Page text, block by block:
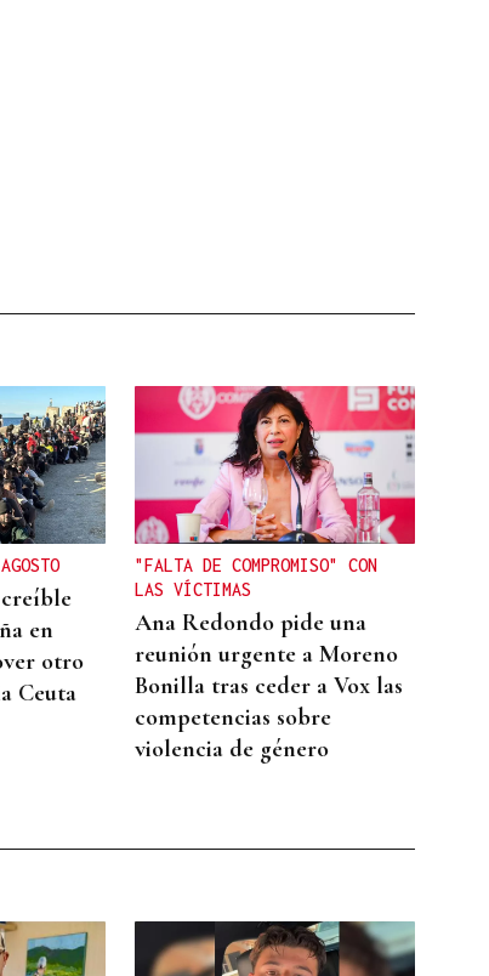
en
otro
Ceuta
"FALTA DE COMPROMISO" CON
LAS VÍCTIMAS
Ana Redondo pide una
reunión urgente a Moreno
Bonilla tras ceder a Vox las
competencias sobre
violencia de género